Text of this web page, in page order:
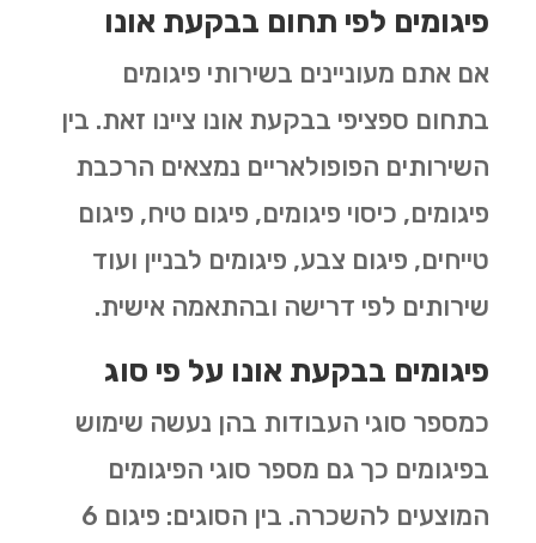
פיגומים לפי תחום בבקעת אונו
אם אתם מעוניינים בשירותי פיגומים
בתחום ספציפי בבקעת אונו ציינו זאת. בין
השירותים הפופולאריים נמצאים הרכבת
פיגומים, כיסוי פיגומים, פיגום טיח, פיגום
טייחים, פיגום צבע, פיגומים לבניין ועוד
שירותים לפי דרישה ובהתאמה אישית.
פיגומים בבקעת אונו על פי סוג
כמספר סוגי העבודות בהן נעשה שימוש
בפיגומים כך גם מספר סוגי הפיגומים
המוצעים להשכרה. בין הסוגים: פיגום 6